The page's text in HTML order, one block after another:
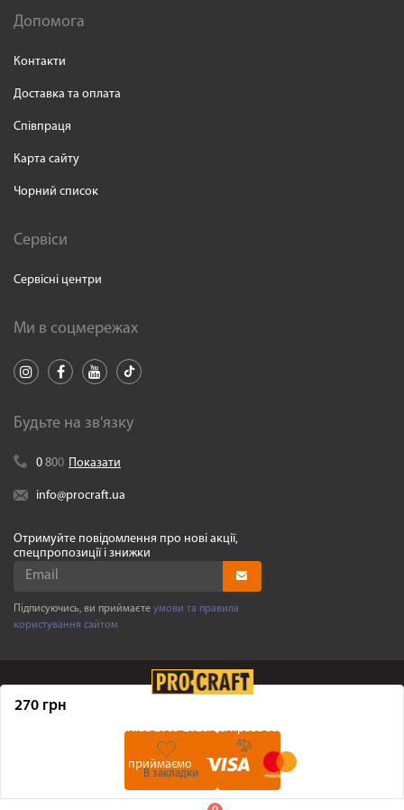
270 грн
В закладки
Допомога
Контакти
Доставка та оплата
Співпраця
Карта сайту
Чорний список
Сервіси
Сервісні центри
Ми в соцмережах
Будьте на зв'язку
0 800 Показати
info@procraft.ua
Отримуйте повідомлення про нові акції,
спецпропозиції і знижки
Підписуючись, ви приймаєте умови та правила
користування сайтом
Procraft.ua2005-2026. Усі права захищенні
Ми приймаємо